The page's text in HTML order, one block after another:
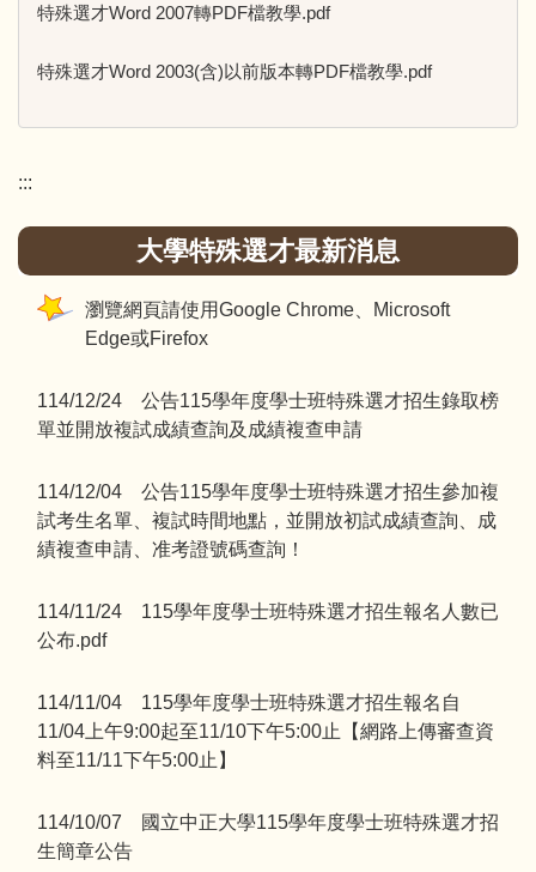
特殊選才Word 2007轉PDF檔教學.pdf
特殊選才Word 2003(含)以前版本轉PDF檔教學.pdf
:::
大學特殊選才最新消息
瀏覽網頁請使用Google Chrome、Microsoft
Edge或Firefox
114/12/24 公告115學年度學士班特殊選才招生錄取榜
單並開放複試成績查詢及成績複查申請
114/12/04 公告115學年度學士班特殊選才招生參加複
試考生名單、複試時間地點，並開放初試成績查詢、成
績複查申請、准考證號碼查詢！
114/11/24 115學年度學士班特殊選才招生報名人數已
公布.pdf
114/11/04 115學年度學士班特殊選才招生報名自
11/04上午9:00起至11/10下午5:00止【網路上傳審查資
料至11/11下午5:00止】
114/10/07 國立中正大學115學年度學士班特殊選才招
生簡章公告